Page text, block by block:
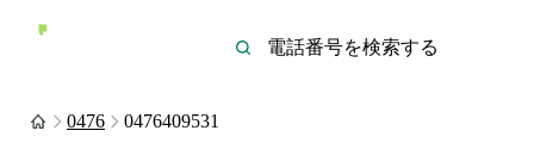
0476 0476409531